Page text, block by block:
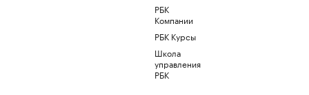
РБК
Компании
РБК Курсы
Школа
управления
РБК